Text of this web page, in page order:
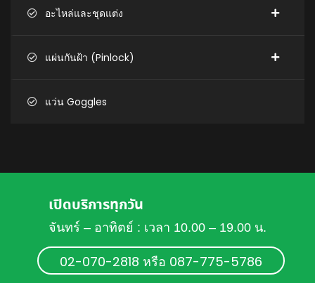
อะไหล่และชุดแต่ง
แผ่นกันฝ้า (Pinlock)
แว่น Goggles
เปิดบริการทุกวัน
จันทร์ – อาทิตย์ : เวลา 10.00 – 19.00 น.
02-070-2818 หรือ 087-775-5786